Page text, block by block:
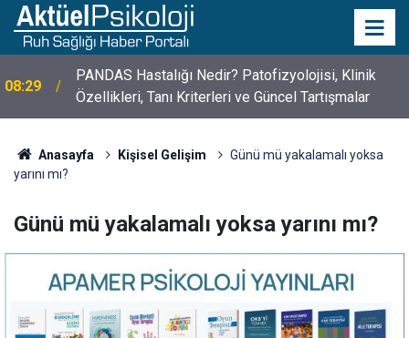
10:30
10 Mayıs Psikologlar Günü Nasıl Ortaya Çıktı? 10
Mayıs Tarihinin Hikayesi
Anasayfa Kişisel Gelişim
Günü mü yakalamalı yoksa
yarını mı?
Günü mü yakalamalı yoksa yarını mı?